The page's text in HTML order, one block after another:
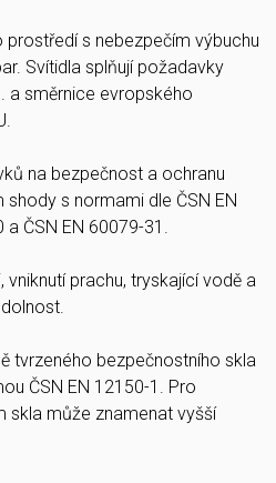
s nebezpečím výbuchu
Svítidla splňují požadavky
a směrnice evropského
na bezpečnost a ochranu
s normami dle ČSN EN
a ČSN EN 60079-31.
prachu, tryskající vodě a
tvrzeného bezpečnostního skla
ČSN EN 12150-1. Pro
skla může znamenat vyšší